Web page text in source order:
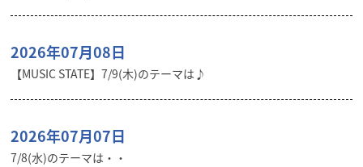
2026年07月08日
【MUSIC STATE】7/9(木)のテーマは♪
2026年07月07日
7/8(水)のテーマは・・